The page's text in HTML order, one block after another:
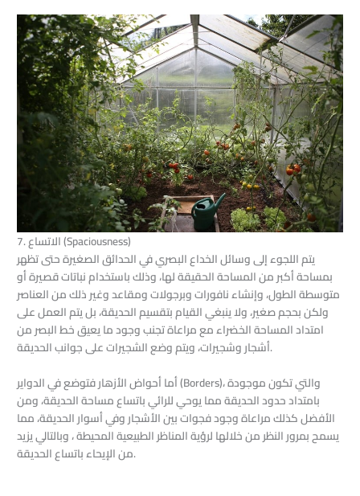
7. الاتساع (Spaciousness)
يتم اللجوء إلى وسائل الخداع البصري في الحدائق الصغيرة حتى تظهر
بمساحة أكبر من المساحة الحقيقة لها، وذلك باستخدام نباتات قصيرة أو
متوسطة الطول، وإنشاء نافورات وبرجولات ومقاعد وغير ذلك من العناصر
ولكن بحجم صغير، ولا ينبغي القيام بتقسيم الحديقة، بل يتم العمل على
امتداد المساحة الخضراء مع مراعاة تجنب وجود ما يعيق خط البصر من
أشجار وشجيرات، ويتم وضع الشجيرات على جوانب الحديقة.
أما أحواض الأزهار فتوضع في الدواير (Borders)، والتي تكون موجودة
بامتداد حدود الحديقة مما يوحي للرائي باتساع مساحة الحديقة، ومن
الأفضل كذلك مراعاة وجود فجوات بين الأشجار وفي أسوار الحديقة، مما
يسمح بمرور النظر من خلالها لرؤية المناظر الطبيعية المحيطة ، وبالتالي يزيد
من الإيحاء باتساع الحديقة.